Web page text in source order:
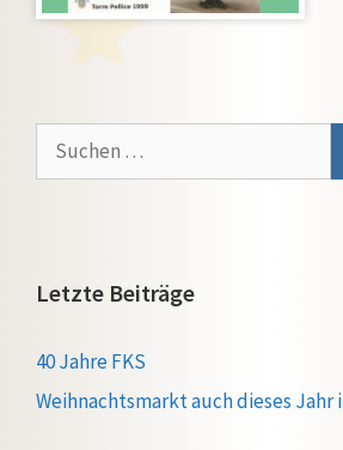
Suchen
nach:
Letzte Beiträge
40 Jahre FKS
Weihnachtsmarkt auch dieses Jahr